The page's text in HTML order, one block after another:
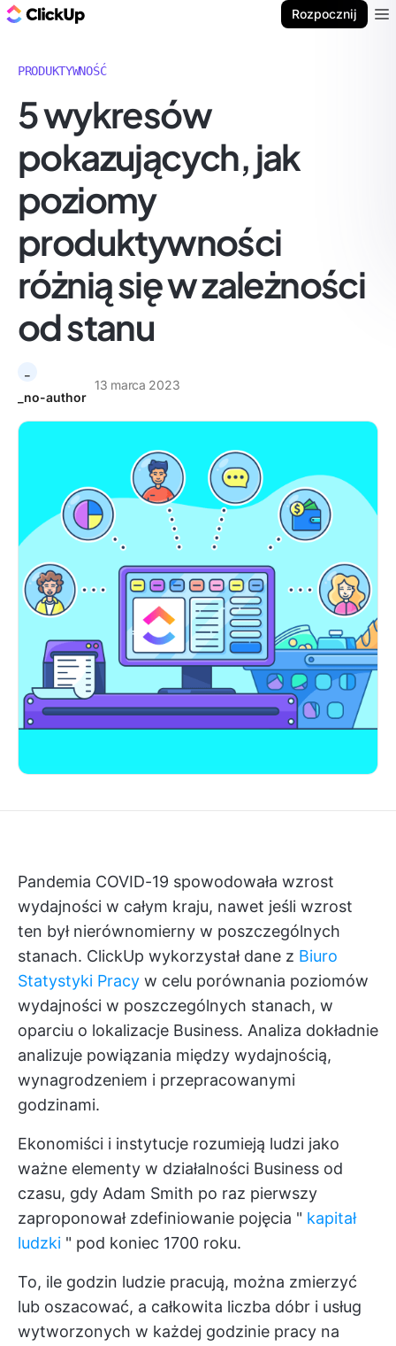
Rozpocznij
PRODUKTYWNOŚĆ
5 wykresów
pokazujących, jak
poziomy
produktywności
różnią się w zależności
od stanu
_no-author
13 marca 2023
Pandemia COVID-19 spowodowała wzrost
wydajności w całym kraju, nawet jeśli wzrost
ten był nierównomierny w poszczególnych
stanach. ClickUp wykorzystał dane z Biuro
Statystyki Pracy w celu porównania poziomów
wydajności w poszczególnych stanach, w
oparciu o lokalizacje Business. Analiza dokładnie
analizuje powiązania między wydajnością,
wynagrodzeniem i przepracowanymi
godzinami.
Ekonomiści i instytucje rozumieją ludzi jako
ważne elementy w działalności Business od
czasu, gdy Adam Smith po raz pierwszy
zaproponował zdefiniowanie pojęcia " kapitał
ludzki " pod koniec 1700 roku.
To, ile godzin ludzie pracują, można zmierzyć
lub oszacować, a całkowita liczba dóbr i usług
wytworzonych w każdej godzinie pracy na